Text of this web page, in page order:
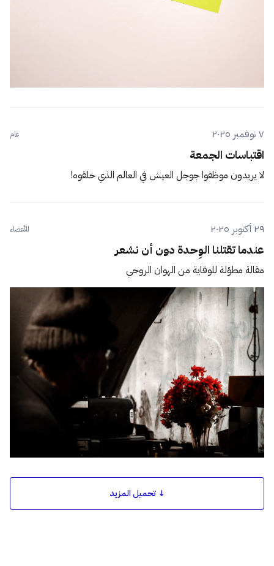
٧ نوفمبر ٢٠٢٥ عام
اقتباسات الجمعة
لا يريدون موظفوا جوجل العيش في العالم الذي خلقوه!
٢٩ أكتوبر ٢٠٢٥ للأعضاء
عندما تقتلنا الوِحدة دون أن نشعر
مقالة مطوّلة للوقاية من الهوان الروحي
↓ تحميل المزيد